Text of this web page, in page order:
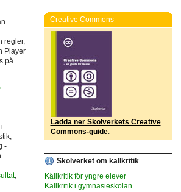
regler,
Player
på
-
,
Creative Commons
Ladda ner Skolverkets Creative
Commons-guide.
Skolverket om källkritik
Källkritik för yngre elever
Källkritik i gymnasieskolan